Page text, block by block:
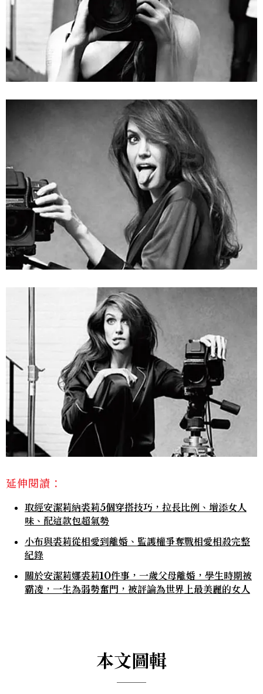
延伸閱讀：
取經安潔莉納裘莉5個穿搭技巧，拉長比例、增添女人
味、配這款包超氣勢
小布與裘莉從相愛到離婚、監護權爭奪戰相愛相殺完整
紀錄
關於安潔莉娜裘莉10件事，一歲父母離婚，學生時期被
霸凌，一生為弱勢奮門，被評論為世界上最美麗的女人
本文圖輯